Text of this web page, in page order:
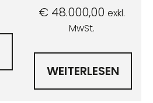
€ 48.000,00 exkl.
MwSt.
WEITERLESEN